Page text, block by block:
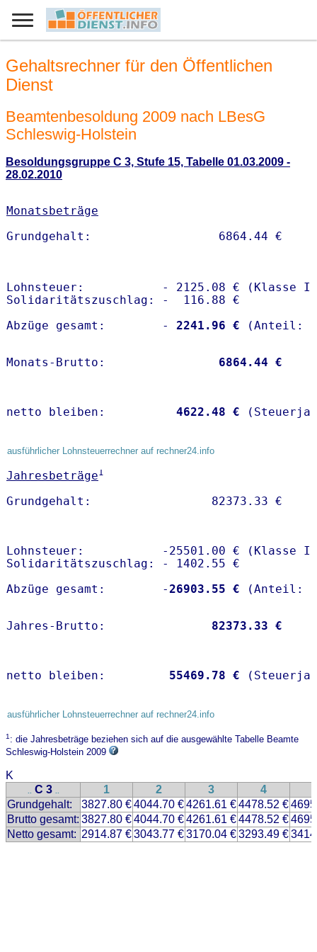
Gehaltsrechner für den Öffentlichen
Dienst
Beamtenbesoldung 2009 nach LBesG
Schleswig-Holstein
Besoldungsgruppe C 3, Stufe 15, Tabelle 01.03.2009 -
28.02.2010
Monatsbeträge
Lohnsteuer:           - 2125.08 € (Klasse I)
Solidaritätszuschlag: -  116.88 €
Abzüge gesamt:        -
2241.96 €
Monats-Brutto: 6864.44 €
netto bleiben: 4622.48 €
ausführlicher Lohnsteuerrechner auf rechner24.info
Jahresbeträge1
Lohnsteuer:           -25501.00 € (Klasse I)
Solidaritätszuschlag: - 1402.55 €
Abzüge gesamt:        -26903.55 €
Jahres-Brutto: 82373.33 €
netto bleiben: 55469.78 €
ausführlicher Lohnsteuerrechner auf rechner24.info
1: die Jahresbeträge beziehen sich auf die ausgewählte Tabelle Beamte
Schleswig-Holstein 2009
K
.. C 3 .. 1 2 3 4
Grundgehalt:
3827.80 €4044.70 €4261.61 €4478.52 €
Brutto gesamt: 3827.80 €4044.70 €4261.61 €4478.52 €
Netto gesamt: 2914.87 €3043.77 €3170.04 €3293.49 €